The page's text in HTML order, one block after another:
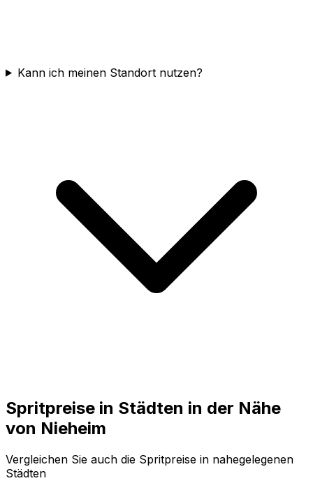
Kann ich meinen Standort nutzen?
Spritpreise in Städten in der Nähe
von Nieheim
Vergleichen Sie auch die Spritpreise in nahegelegenen
Städten